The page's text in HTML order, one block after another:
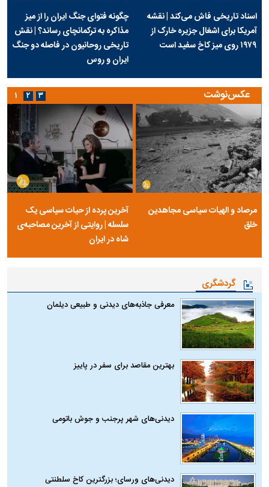
اسناد تاریخی فاش می‌کند | نقشه
آمریکا برای اشغال جزیره خارک از
۱۹۷۹ روی میز کاخ سفید است
چگونه فتوای جنگ ایران را از میز
مذاکره به ترکمانچای رساند؟ | نقش
تاریخی روحانیون در فاصله دو جنگ
ایران و روس
عکس‌نوشت
مرصاد و الهیات سیاسی مجاهدین
خلق
آخرین پرده از حیات سیاسی یک
سلسله | روایتی از آخرین مصاحبه‌ی
شاه در ایران
۱ ۲ ۳
گردشگری
معرفی جاذبه‌های دیدنی و طبیعی دیلمان
بهترین مقاصد برای سفر در پاییز
دیدنی‌های شهر پرجنب و جوش باتومی
دیدنی‌های ورسای؛ بزرگترین کاخ سلطنتی